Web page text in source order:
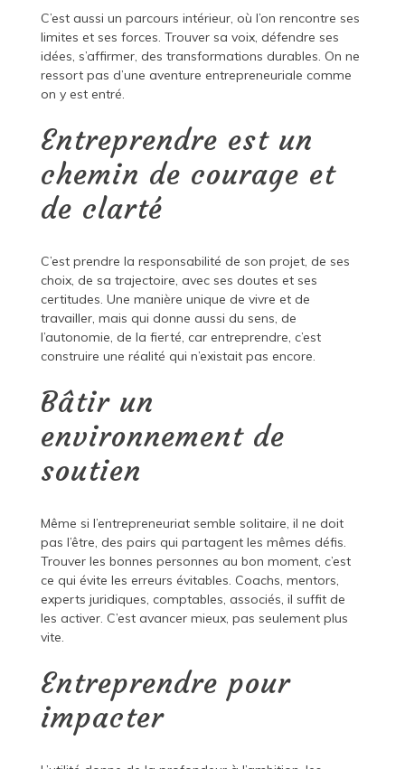
C’est aussi un parcours intérieur, où l’on rencontre ses
limites et ses forces. Trouver sa voix, défendre ses
idées, s’affirmer, des transformations durables. On ne
ressort pas d’une aventure entrepreneuriale comme
on y est entré.
Entreprendre est un
chemin de courage et
de clarté
C’est prendre la responsabilité de son projet, de ses
choix, de sa trajectoire, avec ses doutes et ses
certitudes. Une manière unique de vivre et de
travailler, mais qui donne aussi du sens, de
l’autonomie, de la fierté, car entreprendre, c’est
construire une réalité qui n’existait pas encore.
Bâtir un
environnement de
soutien
Même si l’entrepreneuriat semble solitaire, il ne doit
pas l’être, des pairs qui partagent les mêmes défis.
Trouver les bonnes personnes au bon moment, c’est
ce qui évite les erreurs évitables. Coachs, mentors,
experts juridiques, comptables, associés, il suffit de
les activer. C’est avancer mieux, pas seulement plus
vite.
Entreprendre pour
impacter